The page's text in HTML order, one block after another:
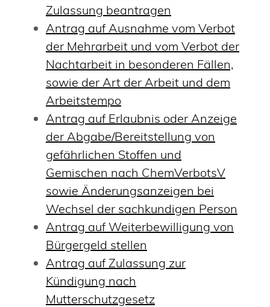
Zulassung beantragen
Antrag auf Ausnahme vom Verbot
der Mehrarbeit und vom Verbot der
Nachtarbeit in besonderen Fällen,
sowie der Art der Arbeit und dem
Arbeitstempo
Antrag auf Erlaubnis oder Anzeige
der Abgabe/Bereitstellung von
gefährlichen Stoffen und
Gemischen nach ChemVerbotsV
sowie Änderungsanzeigen bei
Wechsel der sachkundigen Person
Antrag auf Weiterbewilligung von
Bürgergeld stellen
Antrag auf Zulassung zur
Kündigung nach
Mutterschutzgesetz